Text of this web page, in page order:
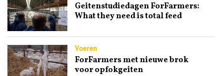
Geitenstudiedagen ForFarmers:
What they need is total feed
Voeren
ForFarmers met nieuwe brok
voor opfokgeiten